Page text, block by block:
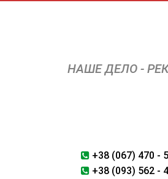
НАШЕ ДЕЛО -
+38 (067) 470 -
+38 (093) 562 -